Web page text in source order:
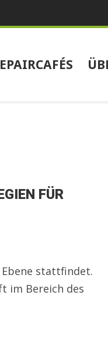
FÜR
stattfindet.
im Bereich des